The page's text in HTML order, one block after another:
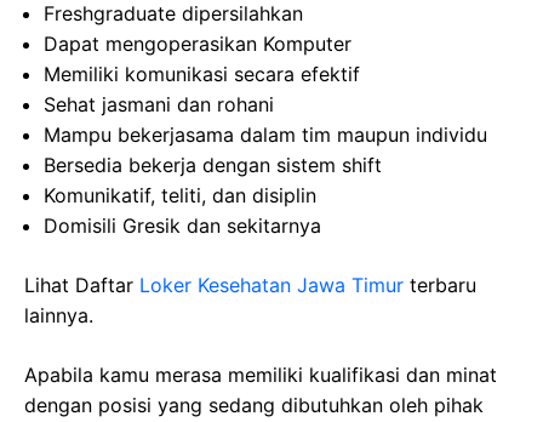
Freshgraduate dipersilahkan
Dapat mengoperasikan Komputer
Memiliki komunikasi secara efektif
Sehat jasmani dan rohani
Mampu bekerjasama dalam tim maupun individu
Bersedia bekerja dengan sistem shift
Komunikatif, teliti, dan disiplin
Domisili Gresik dan sekitarnya
Lihat Daftar Loker Kesehatan Jawa Timur terbaru
lainnya.
Apabila kamu merasa memiliki kualifikasi dan minat
dengan posisi yang sedang dibutuhkan oleh pihak